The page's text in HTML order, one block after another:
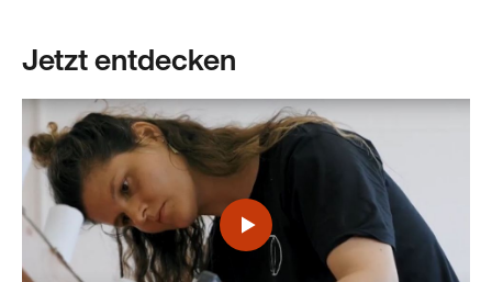
Jetzt entdecken
Video
abspielen